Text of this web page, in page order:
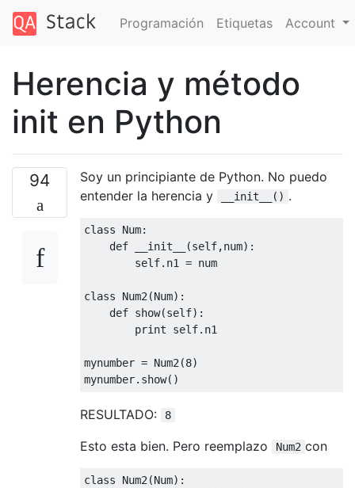
Programación Etiquetas Account
Herencia y método
init en Python
94
Soy un principiante de Python. No puedo
entender la herencia y
__init__() .
class Num:
def
__init__ (self,num):
        self.n1 = num
class Num2 (Num):
def show(self):
print self.n1
mynumber = Num2(8)
RESULTADO: 8
Esto esta bien. Pero reemplazo Num2 con
class Num2 (Num):